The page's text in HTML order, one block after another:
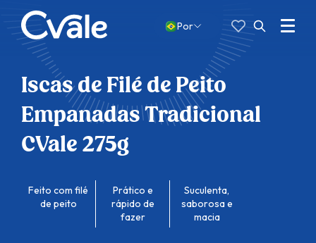
Por
por:
Abrir
Menu
Iscas de Filé de Peito
Empanadas Tradicional
CVale 275g
Feito com filé
de peito
Prático e
rápido de
fazer
Suculenta,
saborosa e
macia